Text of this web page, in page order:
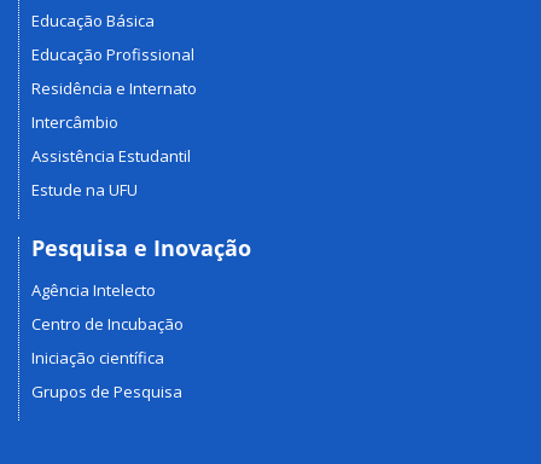
Educação Básica
Educação Profissional
Residência e Internato
Intercâmbio
Assistência Estudantil
Estude na UFU
Pesquisa e Inovação
Agência Intelecto
Centro de Incubação
Iniciação científica
Grupos de Pesquisa